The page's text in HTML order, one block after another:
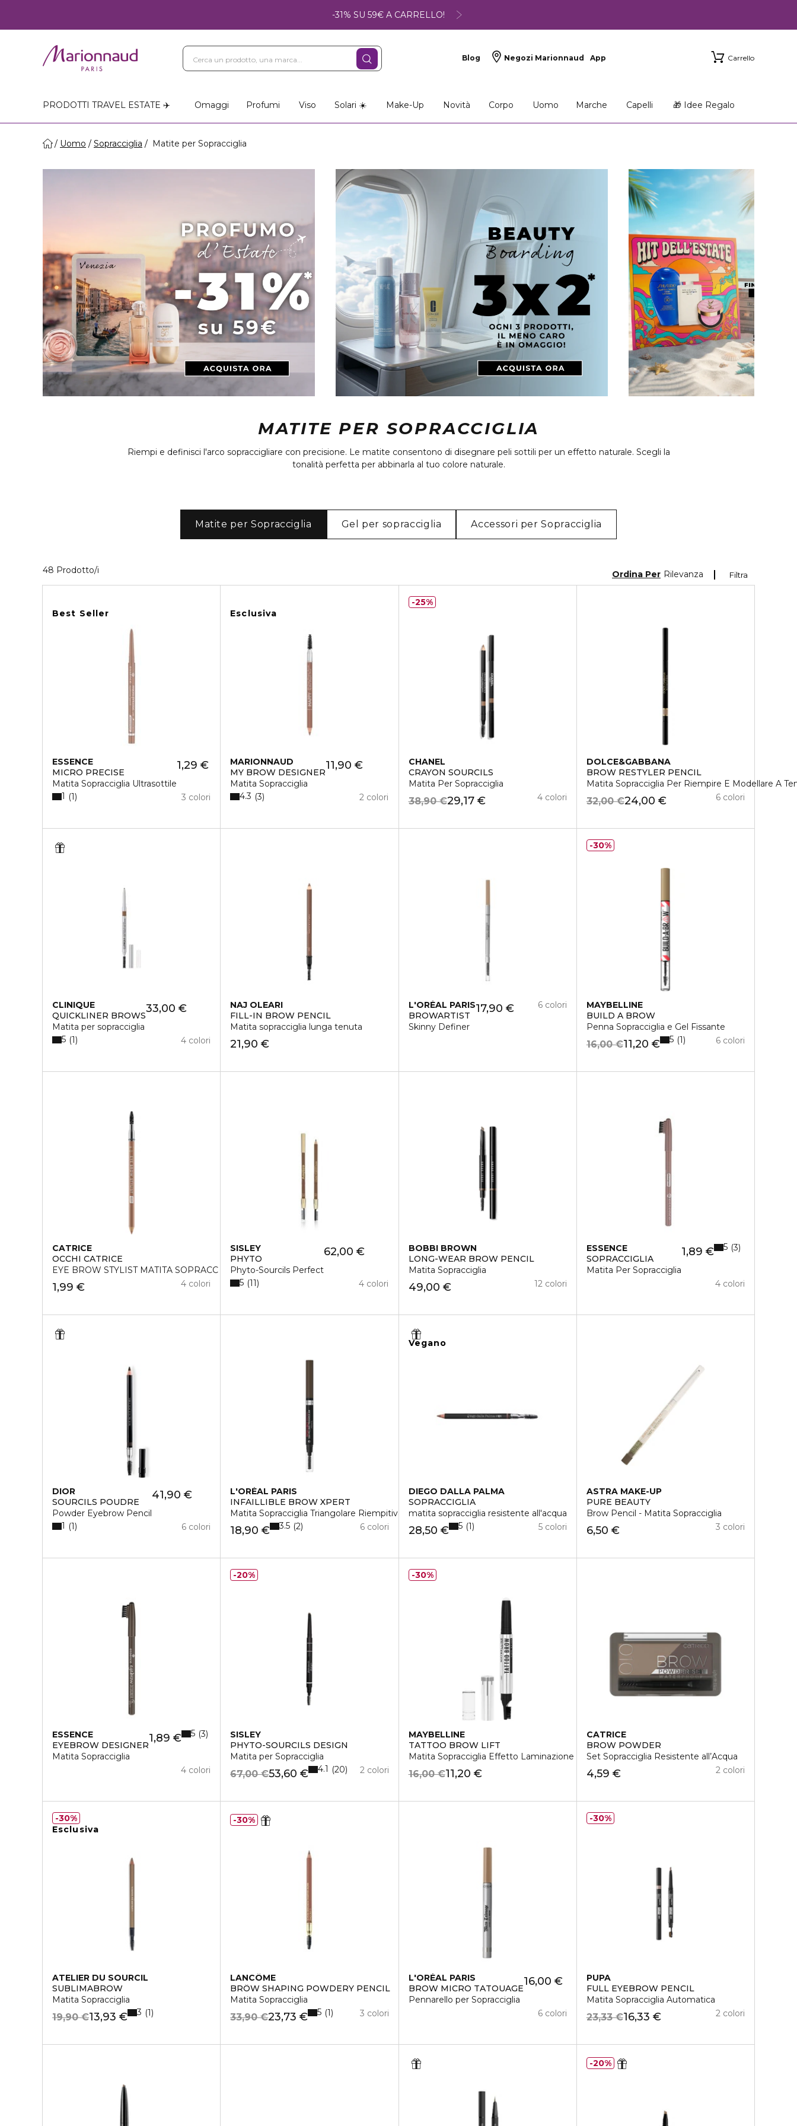
-31% SU 59€ A CARRELLO!
Blog Negozi Marionnaud App Carrello
PRODOTTI TRAVEL ESTATE ✈️ Omaggi Profumi Viso Solari ☀️ Make-Up Novità Corpo Uomo Marche Capelli 🎁 Idee Regalo
Uomo Sopracciglia Matite per Sopracciglia
MATITE PER SOPRACCIGLIA
Riempi e definisci l'arco sopraccigliare con precisione. Le matite consentono di disegnare peli sottili per un effetto naturale. Scegli la
tonalità perfetta per abbinarla al tuo colore naturale.
Matite per Sopracciglia Gel per sopracciglia Accessori per Sopracciglia
48 Prodotto/i Filtra
Ordina Per Rilevanza
Best Seller
ESSENCE
MICRO PRECISE
Matita Sopracciglia Ultrasottile
1,29 €
3 colori
1 1
Esclusiva
MARIONNAUD
MY BROW DESIGNER
Matita Sopracciglia
11,90 €
2 colori
4.3 3
CHANEL
CRAYON SOURCILS
Matita Per Sopracciglia
29,17 €
38,90 € 4 colori
25%
DOLCE&GABBANA
BROW RESTYLER PENCIL
Matita Sopracciglia Per Riempire E Modellare A
24,00 €
32,00 € 6 colori
CLINIQUE
QUICKLINER BROWS
Matita per sopracciglia
33,00 €
4 colori
5 1
NAJ OLEARI
FILL-IN BROW PENCIL
Matita sopracciglia lunga tenuta
21,90 €
L'ORÉAL PARIS
BROWARTIST
Skinny Definer
17,90 € 6 colori
MAYBELLINE
BUILD A BROW
Penna Sopracciglia e Gel Fissante
11,20 €
16,00 € 6 colori
5 1
30%
CATRICE
OCCHI CATRICE
EYE BROW STYLIST MATITA SOPRACC 015
1,99 € 4 colori
SISLEY
PHYTO
Phyto-Sourcils Perfect
62,00 €
4 colori
5 11
BOBBI BROWN
LONG-WEAR BROW PENCIL
Matita Sopracciglia
49,00 € 12 colori
ESSENCE
SOPRACCIGLIA
Matita Per Sopracciglia
1,89 €
4 colori
5 3
DIOR
SOURCILS POUDRE
Powder Eyebrow Pencil
41,90 €
6 colori
1 1
L'ORÉAL PARIS
INFAILLIBLE BROW XPERT
Matita Sopracciglia Triangolare Riempitiva
18,90 € 6 colori
3.5 2
Vegano
DIEGO DALLA PALMA
SOPRACCIGLIA
matita sopracciglia resistente all'acqua
28,50 € 5 colori
5 1
ASTRA MAKE-UP
PURE BEAUTY
Brow Pencil - Matita Sopracciglia
6,50 € 3 colori
ESSENCE
EYEBROW DESIGNER
Matita Sopracciglia
1,89 €
4 colori
5 3
SISLEY
PHYTO-SOURCILS DESIGN
Matita per Sopracciglia
53,60 €
67,00 € 2 colori
4.1 20
20%
MAYBELLINE
TATTOO BROW LIFT
Matita Sopracciglia Effetto Laminazione
11,20 €
16,00 €
30%
CATRICE
BROW POWDER
Set Sopracciglia Resistente all’Acqua
4,59 € 2 colori
Esclusiva
ATELIER DU SOURCIL
SUBLIMABROW
Matita Sopracciglia
13,93 €
19,90 € 3 1
30%
LANCÔME
BRÔW SHAPING POWDERY PENCIL
Matita Sopracciglia
23,73 €
33,90 € 3 colori
5 1
30%
L'ORÉAL PARIS
BROW MICRO TATOUAGE
Pennarello per Sopracciglia
16,00 €
6 colori
PUPA
FULL EYEBROW PENCIL
Matita Sopracciglia Automatica
16,33 €
23,33 € 2 colori
30%
20%